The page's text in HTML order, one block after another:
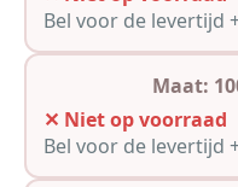
Bel voor de levertijd
Maat:
✕ Niet op voorraad
Bel voor de levertijd